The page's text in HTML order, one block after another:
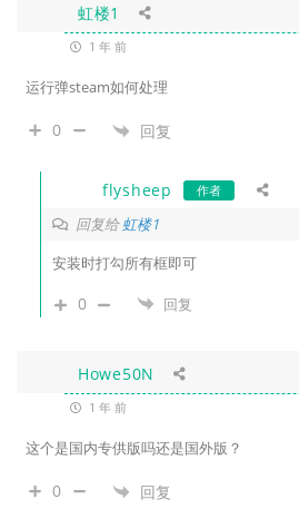
虹楼1
1 年 前
运行弹steam如何处理
0 回复
flysheep 作者
回复给虹楼1
安装时打勾所有框即可
0 回复
Howe50N
1 年 前
这个是国内专供版吗还是国外版？
0 回复